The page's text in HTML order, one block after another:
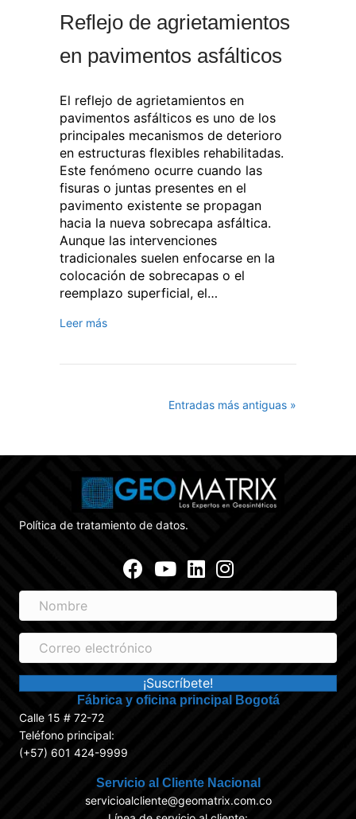
Reflejo de agrietamientos
en pavimentos asfálticos
El reflejo de agrietamientos en
pavimentos asfálticos es uno de los
principales mecanismos de deterioro
en estructuras flexibles rehabilitadas.
Este fenómeno ocurre cuando las
fisuras o juntas presentes en el
pavimento existente se propagan
hacia la nueva sobrecapa asfáltica.
Aunque las intervenciones
tradicionales suelen enfocarse en la
colocación de sobrecapas o el
reemplazo superficial, el…
Leer más
Entradas más antiguas »
Política de tratamiento de datos.
FacebookYoutubeLinkedinInstagram
o
m
o
r
r
e
o
e
¡Suscríbete!
Fábrica y oficina principal Bogotá
Calle 15 # 72-72
Teléfono principal:
(+57) 601 424-9999
Servicio al Cliente Nacional
servicioalcliente@geomatrix.com.co